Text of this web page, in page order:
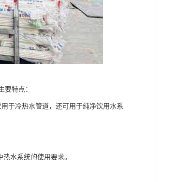
要特点：
于冷热水管道，还可用于纯净饮用水系
水系统的使用要求。